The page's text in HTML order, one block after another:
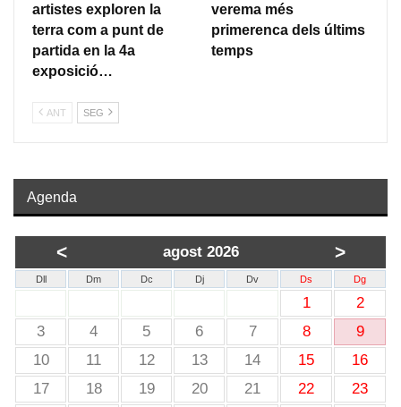
artistes exploren la
terra com a punt de
partida en la 4a
exposició…
verema més
primerenca dels últims
temps
ANT SEG
Agenda
< agost 2026 >
Dll Dm Dc Dj Dv Ds Dg
1
2
3
4 5 6 7 8
9
10
11 12 13 14 15
16
17
18 19 20 21 22
23